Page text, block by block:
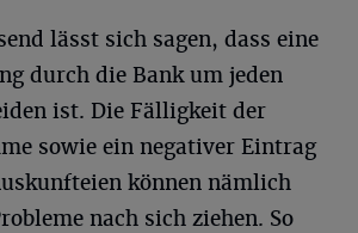
lässt sich sagen, dass eine
durch die Bank um jeden
ist. Die Fälligkeit der
sowie ein negativer Eintrag
können nämlich
nach sich ziehen. So